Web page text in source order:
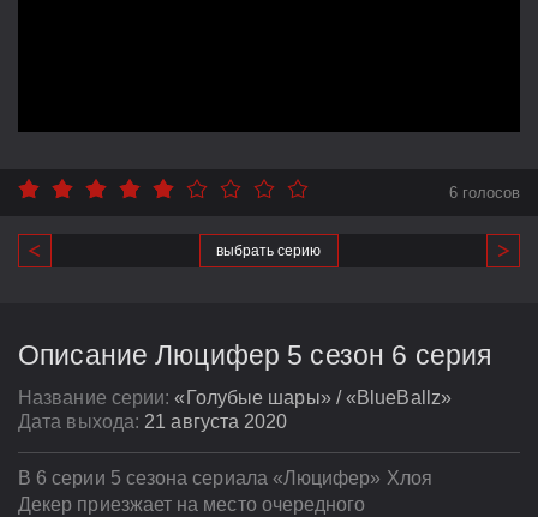
6 голосов
выбрать серию
Описание Люцифер 5 сезон 6 серия
Название серии:«Голубые шары» / «BlueBallz»
Дата выхода: 21 августа 2020
В 6 серии 5 сезона сериала «Люцифер» Хлоя
Декер приезжает на место очередного